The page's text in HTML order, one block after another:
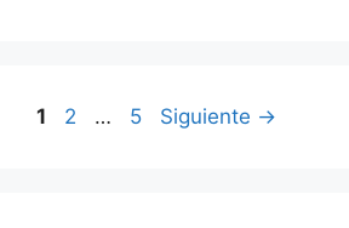
Página
1 Página
2 … Página
5 Siguiente →